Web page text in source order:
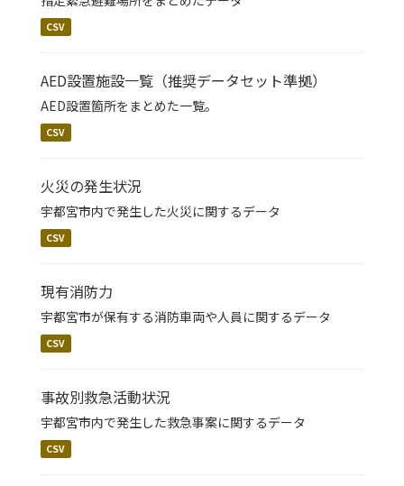
CSV
AED設置施設一覧（推奨データセット準拠）
AED設置箇所をまとめた一覧。
CSV
火災の発生状況
宇都宮市内で発生した火災に関するデータ
CSV
現有消防力
宇都宮市が保有する消防車両や人員に関するデータ
CSV
事故別救急活動状況
宇都宮市内で発生した救急事案に関するデータ
CSV